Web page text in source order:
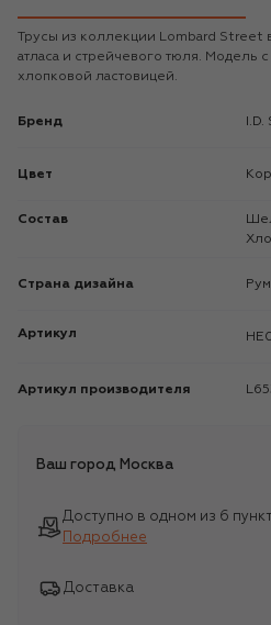
Трусы из коллекции Lombard Street
атласа и стрейчевого тюля. Модель
хлопковой ластовицей.
Бренд
Цвет
Состав
Шелк: 65%; Полиамид: 15%;
Страна дизайна
Артикул
Артикул производителя
Ваш город Москва
Доступно в одном из 6
Подробнее
Доставка